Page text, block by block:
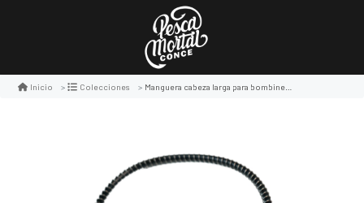
Inicio Colecciones Manguera cabeza larga para bombines pcp